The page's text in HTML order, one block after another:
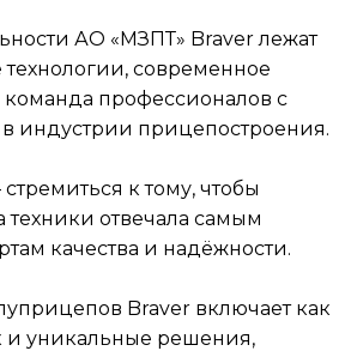
АО «МЗПТ» Braver лежат
современное
профессионалов с
индустрии прицепостроения.
к тому, чтобы
отвечала самым
качества и надёжности.
Braver включает как
и уникальные решения,